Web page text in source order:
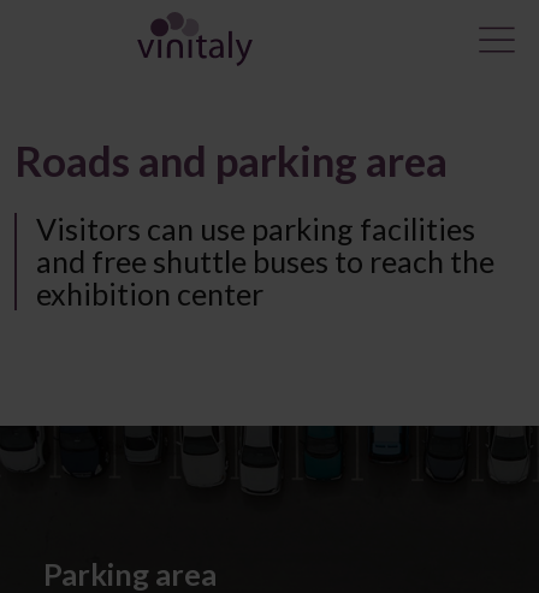
Roads and parking area
Visitors can use parking facilities
and free shuttle buses to reach the
exhibition center
Parking area